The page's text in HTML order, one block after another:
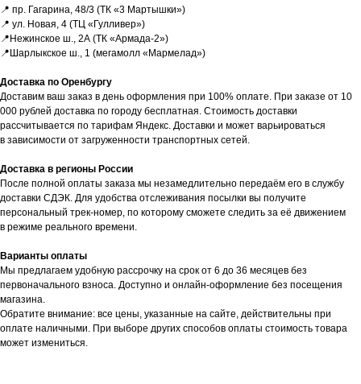
📍 пр. Гагарина, 48/3 (ТК «3 Мартышки»)
📍 ул. Новая, 4 (ТЦ «Гулливер»)
📍Нежинское ш., 2А (ТК «Армада-2»)
📍Шарлыкское ш., 1 (мегамолл «Мармелад»)
Доставка по Оренбургу
Доставим ваш заказ в день оформления при 100% оплате. При заказе от 10
000 рублей доставка по городу бесплатная. Стоимость доставки
рассчитывается по тарифам Яндекс. Доставки и может варьироваться
в зависимости от загруженности транспортных сетей.
Доставка в регионы России
После полной оплаты заказа мы незамедлительно передаём его в службу
доставки СДЭК. Для удобства отслеживания посылки вы получите
персональный трек-номер, по которому сможете следить за её движением
в режиме реального времени.
Варианты оплаты
Мы предлагаем удобную рассрочку на срок от 6 до 36 месяцев без
первоначального взноса. Доступно и онлайн-оформление без посещения
магазина.
Обратите внимание: все цены, указанные на сайте, действительны при
оплате наличными. При выборе других способов оплаты стоимость товара
может измениться.
Оставить заявку
Мы можем специально для вас
Для этого оставьте заявку на сайте
и наш менеджер свяжется с вами
в ближайшее время.
Доставка осуществляется
в кратчайшие сроки — всего 2−4 дня.
В КАТАЛОГЕ
НУЖНО?